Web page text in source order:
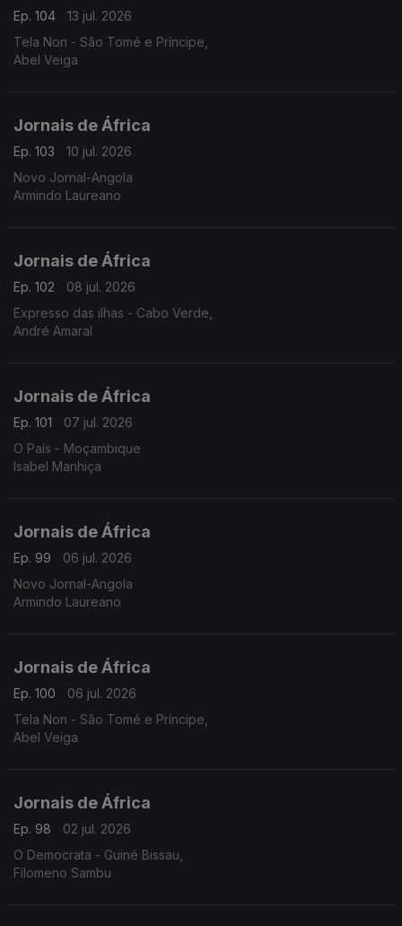
Ep. 104
13 jul. 2026
Tela Non - São Tomé e Príncipe,
Abel Veiga
Jornais de África
Ep. 103
10 jul. 2026
Novo Jornal-Angola
Armindo Laureano
Jornais de África
Ep. 102
08 jul. 2026
Expresso das ilhas - Cabo Verde,
André Amaral
Jornais de África
Ep. 101
07 jul. 2026
O País - Moçambique
Isabel Manhiça
Jornais de África
Ep. 99
06 jul. 2026
Novo Jornal-Angola
Armindo Laureano
Jornais de África
Ep. 100
06 jul. 2026
Tela Non - São Tomé e Príncipe,
Abel Veiga
Jornais de África
Ep. 98
02 jul. 2026
O Democrata - Guiné Bissau,
Filomeno Sambu